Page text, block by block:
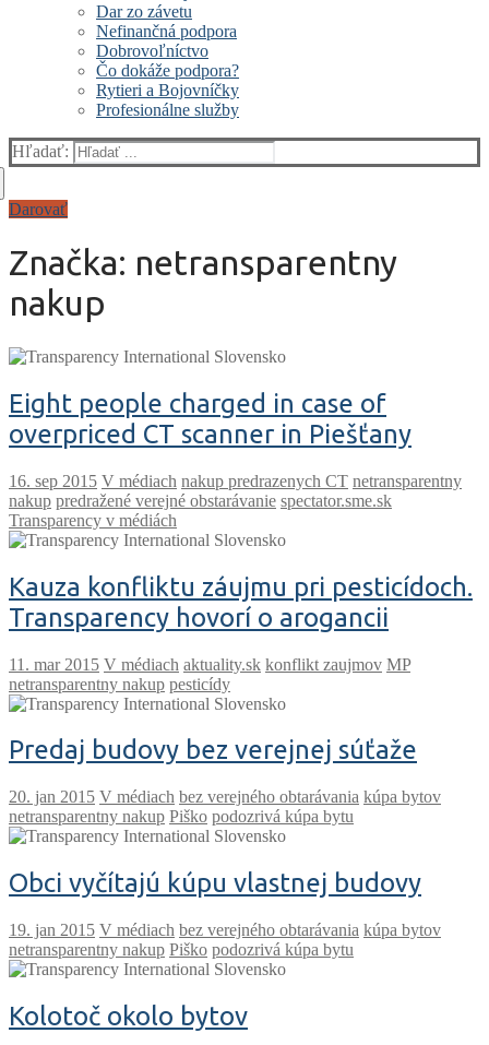
Dar zo závetu
Nefinančná podpora
Dobrovoľníctvo
Čo dokáže podpora?
Rytieri a Bojovníčky
Profesionálne služby
Hľadať:
Darovať
Značka: netransparentny
nakup
Eight people charged in case of
overpriced CT scanner in Piešťany
V médiach nakup predrazenych CT netransparentny
nakup predražené verejné obstarávanie spectator.sme.sk
Transparency v médiách
Kauza konfliktu záujmu pri pesticídoch.
Transparency hovorí o arogancii
V médiach aktuality.sk konflikt zaujmov MP
netransparentny nakup pesticídy
Predaj budovy bez verejnej súťaže
V médiach bez verejného obtarávania kúpa bytov
netransparentny nakup Piško podozrivá kúpa bytu
Obci vyčítajú kúpu vlastnej budovy
V médiach bez verejného obtarávania kúpa bytov
netransparentny nakup Piško podozrivá kúpa bytu
Kolotoč okolo bytov